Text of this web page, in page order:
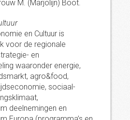
M. (Marjolijn) Boot.
en Cultuur is
voor de regionale
en
waaronder energie,
agro&food,
sociaal-
deelnemingen en